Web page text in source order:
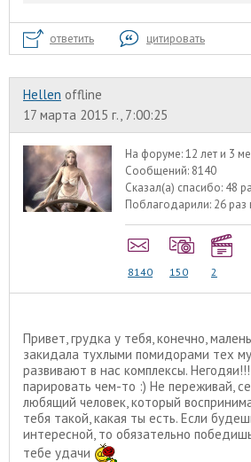
ответить цитировать
Hellen offline
17 марта 2015 г., 7:00:25
На форуме:12 лет и 3
Сообщений: 8140
Сказал(а) спасибо: 48
Поблагодарили: 26
8140 150 2
Привет, грудка у тебя, конечно,
закидала тухлыми помидорами тех
развивают в нас комплексы.
парировать чем-то :) Не переживай,
любящий человек, который
тебя такой, какая ты есть. Если
интересной, то обязательно
тебе удачи